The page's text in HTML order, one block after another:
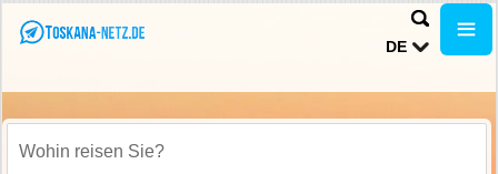
DE
Wohin reisen Sie?